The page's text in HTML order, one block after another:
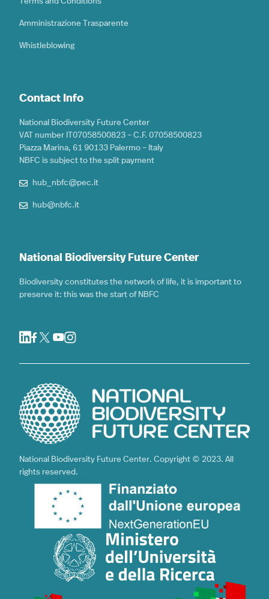
Amministrazione Trasparente
Whistleblowing
Contact Info
National Biodiversity Future Center
VAT number IT07058500823 – C.F. 07058500823
Piazza Marina, 61 90133 Palermo – Italy
NBFC is subject to the split payment
hub_nbfc@pec.it
hub@nbfc.it
National Biodiversity Future Center
Biodiversity constitutes the network of life, it is important to
preserve it: this was the start of NBFC
National Biodiversity Future Center. Copyright © 2023. All
rights reserved.